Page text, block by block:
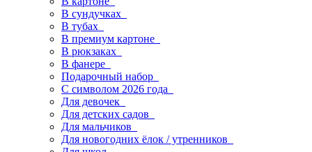
В сундучках
В тубах
В премиум картоне
В рюкзаках
В фанере
Подарочный набор
С символом 2026 года
Для девочек
Для детских садов
Для мальчиков
Для новогодних ёлок / утренников